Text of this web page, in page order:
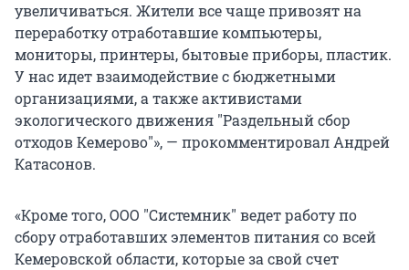
увеличиваться. Жители все чаще привозят на
переработку отработавшие компьютеры,
мониторы, принтеры, бытовые приборы, пластик.
У нас идет взаимодействие с бюджетными
организациями, а также активистами
экологического движения "Раздельный сбор
отходов Кемерово"», — прокомментировал Андрей
Катасонов.
«Кроме того, ООО "Системник" ведет работу по
сбору отработавших элементов питания со всей
Кемеровской области, которые за свой счет